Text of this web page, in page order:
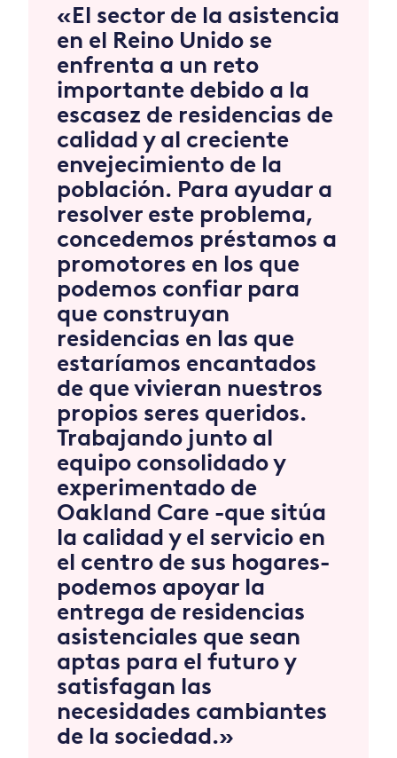
«El sector de la asistencia
en el Reino Unido se
enfrenta a un reto
importante debido a la
escasez de residencias de
calidad y al creciente
envejecimiento de la
población. Para ayudar a
resolver este problema,
concedemos préstamos a
promotores en los que
podemos confiar para
que construyan
residencias en las que
estaríamos encantados
de que vivieran nuestros
propios seres queridos.
Trabajando junto al
equipo consolidado y
experimentado de
Oakland Care -que sitúa
la calidad y el servicio en
el centro de sus hogares-
podemos apoyar la
entrega de residencias
asistenciales que sean
aptas para el futuro y
satisfagan las
necesidades cambiantes
de la sociedad.»